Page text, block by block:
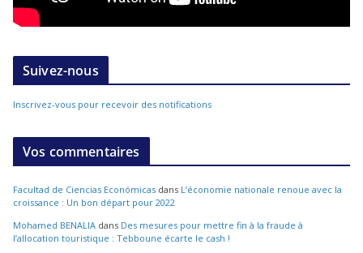
Suivez-nous
Inscrivez-vous pour recevoir des notifications
Vos commentaires
Facultad de Ciencias Económicas dans L’économie nationale renoue avec la
croissance : Un bon départ pour 2022
Mohamed BENALIA dans Des mesures pour mettre fin à la fraude à
l’allocation touristique : Tebboune écarte le cash !